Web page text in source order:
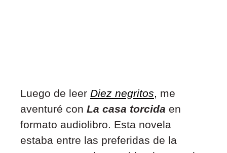
Luego de leer Diez negritos, me
aventuré con La casa torcida en
formato audiolibro. Esta novela
estaba entre las preferidas de la